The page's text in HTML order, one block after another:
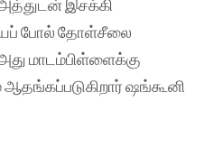
இசக்கி
போல் தோள்சீலை
மாடம்பிள்ளைக்கு
ஷங்கூனி